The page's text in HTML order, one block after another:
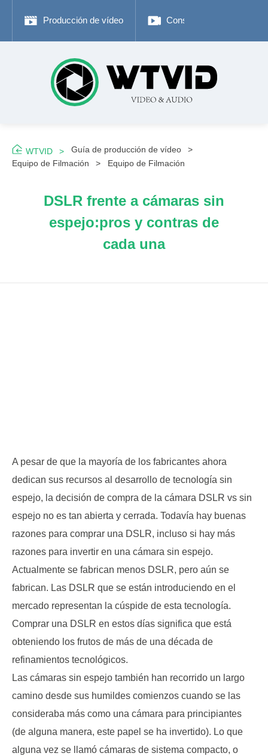
Producción de vídeo Consejos de fotografía
WTVID
Guía de producción de vídeo
Equipo de Filmación
Equipo de Filmación
DSLR frente a cámaras sin
espejo:pros y contras de
cada una
A pesar de que la mayoría de los fabricantes ahora
dedican sus recursos al desarrollo de tecnología sin
espejo, la decisión de compra de la cámara DSLR vs sin
espejo no es tan abierta y cerrada. Todavía hay buenas
razones para comprar una DSLR, incluso si hay más
razones para invertir en una cámara sin espejo.
Actualmente se fabrican menos DSLR, pero aún se
fabrican. Las DSLR que se están introduciendo en el
mercado representan la cúspide de esta tecnología.
Comprar una DSLR en estos días significa que está
obteniendo los frutos de más de una década de
refinamientos tecnológicos.
Las cámaras sin espejo también han recorrido un largo
camino desde sus humildes comienzos cuando se las
consideraba más como una cámara para principiantes
(de alguna manera, este papel se ha invertido). Lo que
alguna vez se llamó cámaras de sistema compacto, o